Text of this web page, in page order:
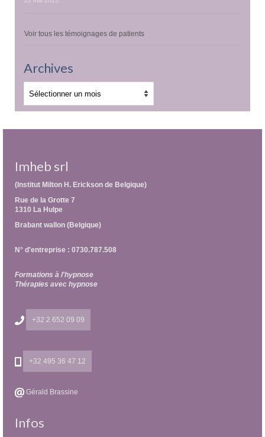
Voir tous les témoignages de patients
Archives
Imheb srl
(Institut Milton H. Erickson de Belgique)
Rue de la Grotte 7
1310 La Hulpe
Brabant wallon (Belgique)
N° d'entreprise : 0730.787.508
Formations à l'hypnose
Thérapies avec hypnose
+32 2 652 09 09
+32 495 36 47 12
Gérald Brassine
Infos